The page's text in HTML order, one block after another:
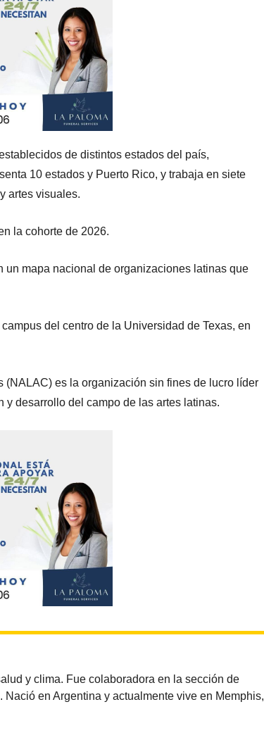
de distintos estados del país,
10 estados y Puerto Rico, y trabaja en siete
artes visuales.
la cohorte de 2026.
un mapa nacional de organizaciones latinas que
del centro de la Universidad de Texas, en
(NALAC) es la organización sin fines de lucro líder
desarrollo del campo de las artes latinas.
y clima. Fue colaboradora en la sección de
en Argentina y actualmente vive en Memphis,